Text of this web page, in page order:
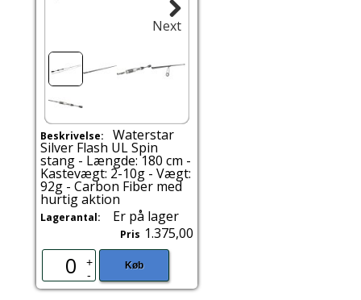
Next
Beskrivelse: Waterstar
Silver Flash UL Spin
stang - Længde: 180 cm -
Kastevægt: 2-10g - Vægt:
92g - Carbon Fiber med
hurtig aktion
Lagerantal: Er på lager
Pris 1.375,00
+
-
Køb